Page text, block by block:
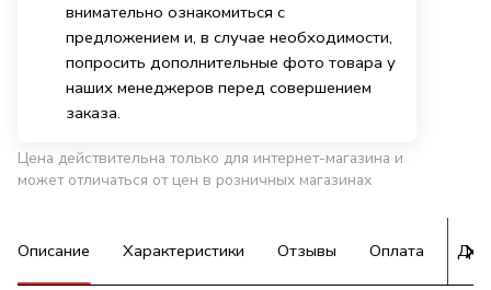
внимательно ознакомиться с
предложением и, в случае необходимости,
попросить дополнительные фото товара у
наших менеджеров перед совершением
заказа.
Цена действительна только для интернет-магазина и
может отличаться от цен в розничных магазинах
Описание Характеристики Отзывы Оплата